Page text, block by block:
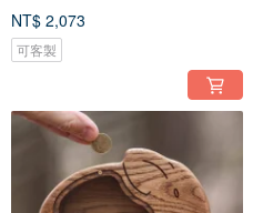
NT$ 2,073
可客製